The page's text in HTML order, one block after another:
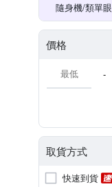
隨身機/類單眼
價格
-
取貨方式
快速到貨